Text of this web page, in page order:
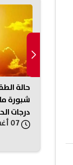
حالة
شبورة
درجات